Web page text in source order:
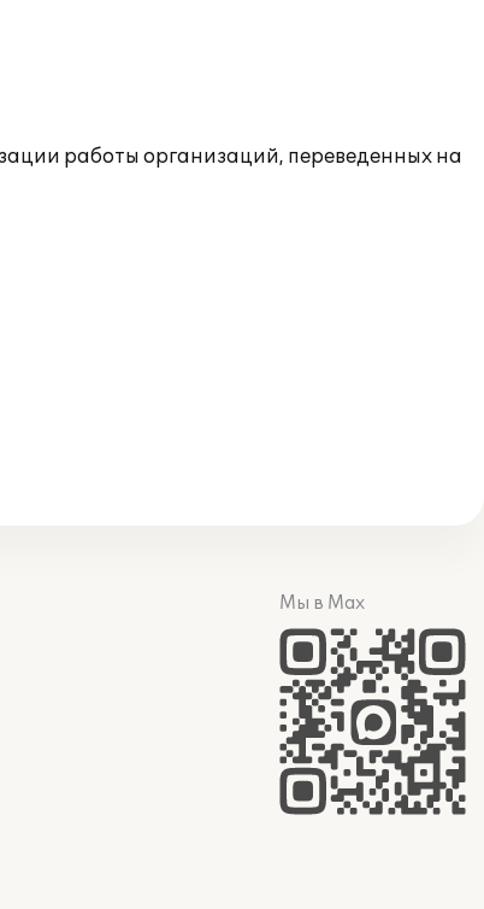
работы организаций, переведенных на
Мы в Max